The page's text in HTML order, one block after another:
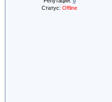
Статус: Offline